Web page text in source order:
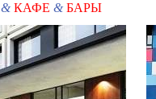
&КАФЕ &БАРЫ